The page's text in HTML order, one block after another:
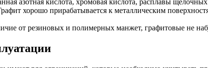
хорошо прирабатывается к металлическим
от резиновых и полимерных манжет, графитовые не